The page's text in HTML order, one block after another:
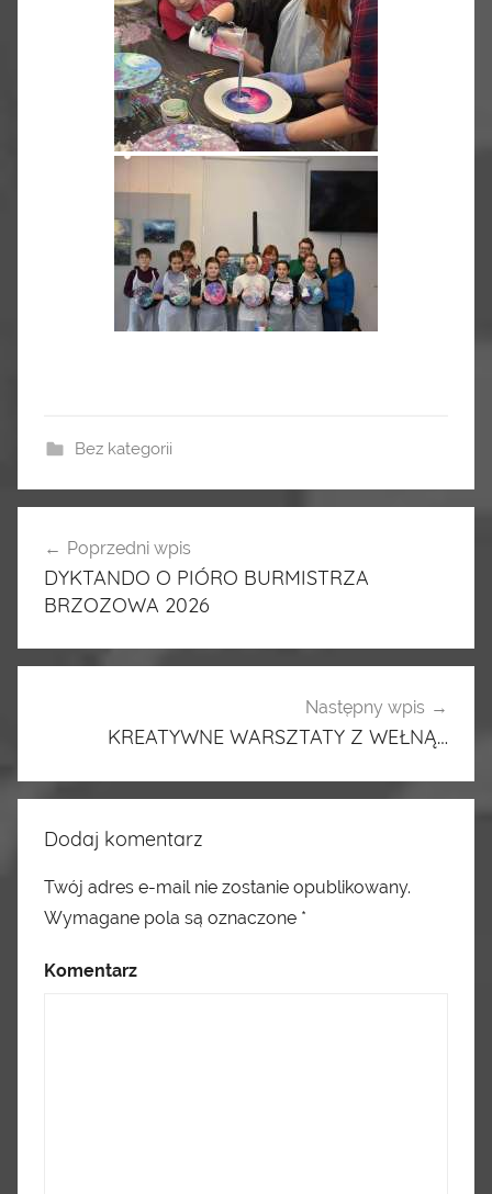
Bez kategorii
Nawigacja
wpisu
Poprzedni wpis
DYKTANDO O PIÓRO BURMISTRZA
BRZOZOWA 2026
Następny wpis
KREATYWNE WARSZTATY Z WEŁNĄ…
Dodaj komentarz
Twój adres e-mail nie zostanie opublikowany.
Wymagane pola są oznaczone *
Komentarz